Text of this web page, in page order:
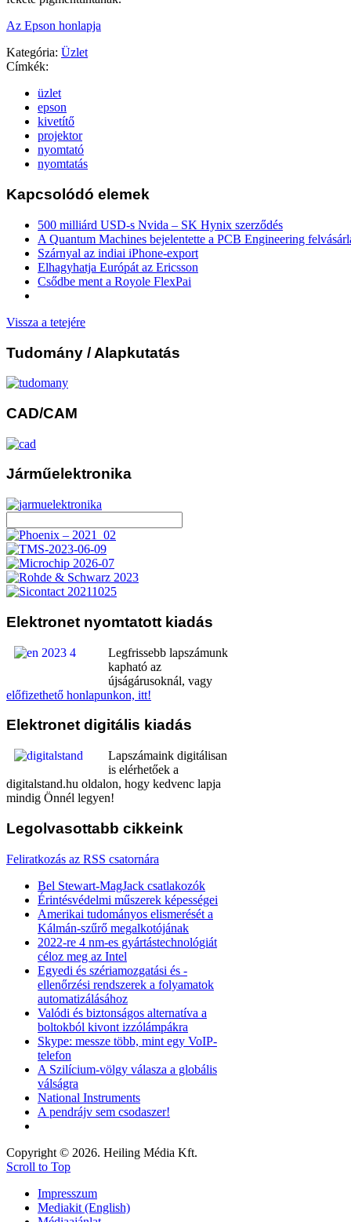
Az Epson honlapja
Kategória: Üzlet
Címkék:
üzlet
epson
kivetítő
projektor
nyomtató
nyomtatás
Kapcsolódó elemek
500 milliárd USD-s Nvida – SK Hynix szerződés
A Quantum Machines bejelentette a PCB Engineering
Szárnyal az indiai iPhone-export
Elhagyhatja Európát az Ericsson
Csődbe ment a Royole FlexPai
Vissza a tetejére
Tudomány / Alapkutatás
CAD/CAM
Járműelektronika
Elektronet nyomtatott kiadás
Legfrissebb lapszámunk
kapható az
újságárusoknál, vagy
előfizethető honlapunkon, itt!
Elektronet digitális kiadás
Lapszámaink digitálisan
is elérhetőek a
digitalstand.hu oldalon, hogy kedvenc lapja
mindig Önnél legyen!
Legolvasottabb cikkeink
Feliratkozás az RSS csatornára
Bel Stewart-MagJack csatlakozók
Érintésvédelmi műszerek képességei
Amerikai tudományos elismerését a
Kálmán-szűrő megalkotójának
2022-re 4 nm-es gyártástechnológiát
céloz meg az Intel
Egyedi és szériamozgatási és -
ellenőrzési rendszerek a folyamatok
automatizálásához
Valódi és biztonságos alternatíva a
boltokból kivont izzólámpákra
Skype: messze több, mint egy VoIP-
telefon
A Szilícium-völgy válasza a globális
válságra
National Instruments
A pendrájv sem csodaszer!
Copyright © 2026. Heiling Média Kft.
Scroll to Top
Impresszum
Mediakit (English)